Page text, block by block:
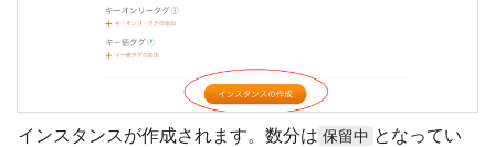
インスタンスが作成されます。数分は 保留中 となってい